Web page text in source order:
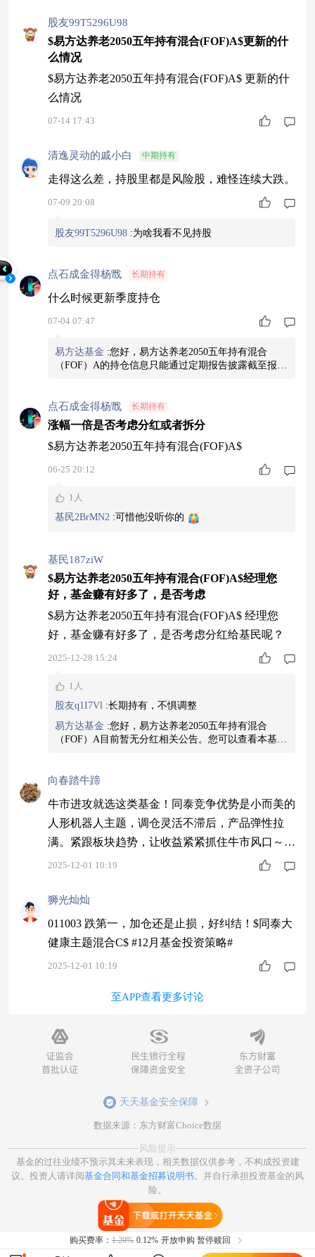
股友99T5296U98
$易方达养老2050五年持有混合(FOF)A$更新的什
么情况
$易方达养老2050五年持有混合(FOF)A$ 更新的什
么情况
07-14 17:43
清逸灵动的戚小白 中期持有
走得这么差，持股里都是风险股，难怪连续大跌。
07-09 20:08
股友99T5296U98 :为啥我看不见持股
点石成金得杨戬 长期持有
什么时候更新季度持仓
07-04 07:47
易方达基金 :您好，易方达养老2050五年持有混合
（FOF）A的持仓信息只能通过定期报告披露截至报告
季度结束后15个工作日内披露，报告中会更新截止二
季度末的持仓情况。如果没能解决您的问题，您可以
点击天天基金APP首页的右上角客服图标，回复转人
工进行咨询~
点石成金得杨戬 长期持有
涨幅一倍是否考虑分红或者拆分
$易方达养老2050五年持有混合(FOF)A$
06-25 20:12
1人
基民2BrMN2 :可惜他没听你的
基民187ziW
$易方达养老2050五年持有混合(FOF)A$经理您
好，基金赚有好多了，是否考虑
$易方达养老2050五年持有混合(FOF)A$ 经理您
好，基金赚有好多了，是否考虑分红给基民呢？
2025-12-28 15:24
1人
股友q1I7Vl :长期持有，不惧调整
易方达基金 :您好，易方达养老2050五年持有混合
（FOF）A目前暂无分红相关公告。您可以查看本基金
情况考虑是否进行分红。如有分红，我们会发布公
红并不会带来额外的收益，不考虑市场本身的波动，
分红前后您的总资产是不变的。
向春踏牛蹄
牛市进攻就选这类基金！同泰竞争优势是小而美的
人形机器人主题，调仓灵活不滞后，产品弹性拉
满。紧跟板块趋势，让收益紧紧抓住牛市风口～
$同泰竞争优势混合C$ #12月基金投资策略#
2025-12-01 10:19
狮光灿灿
011003 跌第一，加仓还是止损，好纠结！$同泰大
健康主题混合C$ #12月基金投资策略#
2025-12-01 10:19
至APP查看更多讨论
天天基金安全保障
数据来源：东方财富Choice数据
风险提示
基金的过往业绩不预示其未来表现，相关数据仅供参考，不构成投资建
议。投资人请详阅基金合同和基金招募说明书 。并自行承担投资基金的风
险。
购买费率： 1.20% 0.12% 开放申购 暂停赎回
打开天天基金